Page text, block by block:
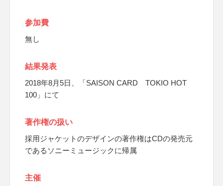
参加費
無し
結果発表
2018年8月5日、「SAISON CARD TOKIO HOT
100」にて
著作権の扱い
採用ジャケットのデザインの著作権はCDの発売元
であるソニーミュージックに帰属
主催